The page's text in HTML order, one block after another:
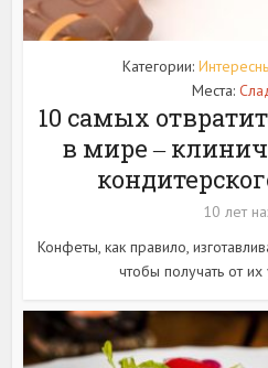
Категории:
Места:
10 самых
в мире ‒
10 лет
Конфеты, как правило,
чтобы получать от